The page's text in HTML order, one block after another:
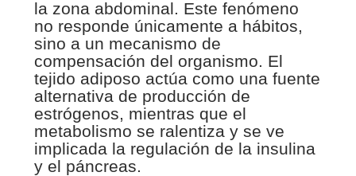
la zona abdominal. Este fenómeno
no responde únicamente a hábitos,
sino a un mecanismo de
compensación del organismo. El
tejido adiposo actúa como una fuente
alternativa de producción de
estrógenos, mientras que el
metabolismo se ralentiza y se ve
implicada la regulación de la insulina
y el páncreas.